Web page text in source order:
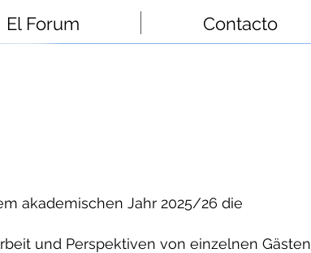
El Forum Contacto
akademischen Jahr 2025/26 die
und Perspektiven von einzelnen Gästen